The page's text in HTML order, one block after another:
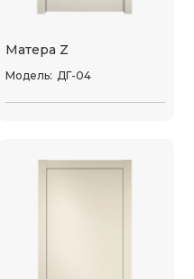
Матера Z
Модель: ДГ-04